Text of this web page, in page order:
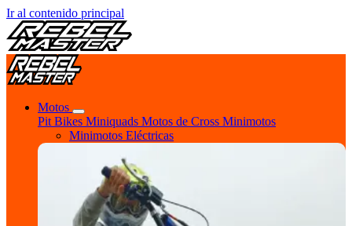
Ir al contenido principal
Motos
Pit Bikes Miniquads Motos de Cross Minimotos
Minimotos Eléctricas